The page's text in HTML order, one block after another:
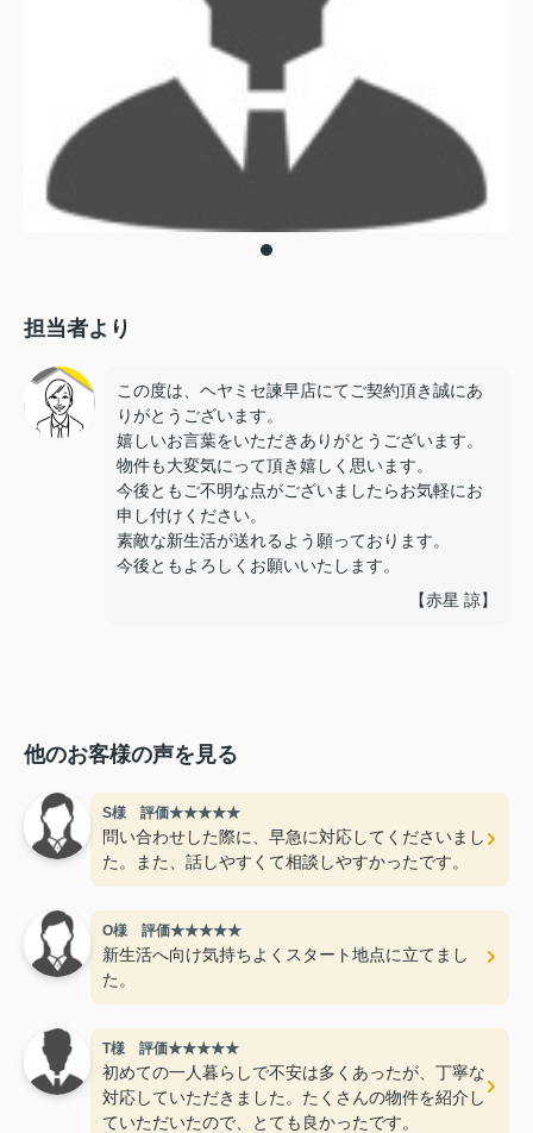
担当者より
この度は、ヘヤミセ諫早店にてご契約頂き誠にあ
りがとうございます。
嬉しいお言葉をいただきありがとうございます。
物件も大変気にって頂き嬉しく思います。
今後ともご不明な点がございましたらお気軽にお
申し付けください。
素敵な新生活が送れるよう願っております。
今後ともよろしくお願いいたします。
【赤星 諒】
他のお客様の声を見る
S様 評価★★★★★
問い合わせした際に、早急に対応してくださいまし
た。また、話しやすくて相談しやすかったです。
O様 評価★★★★★
新生活へ向け気持ちよくスタート地点に立てまし
た。
T様 評価★★★★★
初めての一人暮らしで不安は多くあったが、丁寧な
対応していただきました。たくさんの物件を紹介し
ていただいたので、とても良かったです。